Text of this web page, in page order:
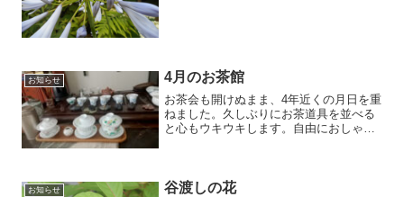
お知らせ 4月のお茶館
お茶会も開けぬまま、4年近くの月日を重
ねました。久しぶりにお茶道具を並べる
と心もウキウキします。自由におしゃべ
お知らせ 谷渡しの花